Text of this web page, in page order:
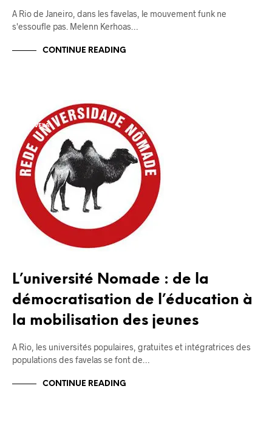
A Rio de Janeiro, dans les favelas, le mouvement funk ne
s'essoufle pas. Melenn Kerhoas…
CONTINUE READING
FAVELA
L’université Nomade : de la
démocratisation de l’éducation à
la mobilisation des jeunes
A Rio, les universités populaires, gratuites et intégratrices des
populations des favelas se font de…
CONTINUE READING